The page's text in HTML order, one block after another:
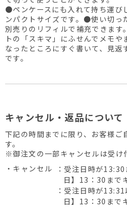
●ペンケースにも入れて持ち運び
ンパクトサイズです。●使い切っ
別売りのリフィルで補充できま
トの「スキマ」にふせんでメモ
なったところにすぐ書いて、見返
です。
キャンセル・返品について
下記の時間までに限り、お客様ご
す。
※御注文の一部キャンセルは受け
・キャンセル
：受注日時が
日】13：30まで
：受注日時が
日】13：30まで